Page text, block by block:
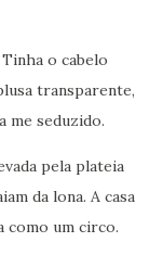
o cabelo
transparente,
me seduzido.
pela plateia
da lona. A casa
como um circo.